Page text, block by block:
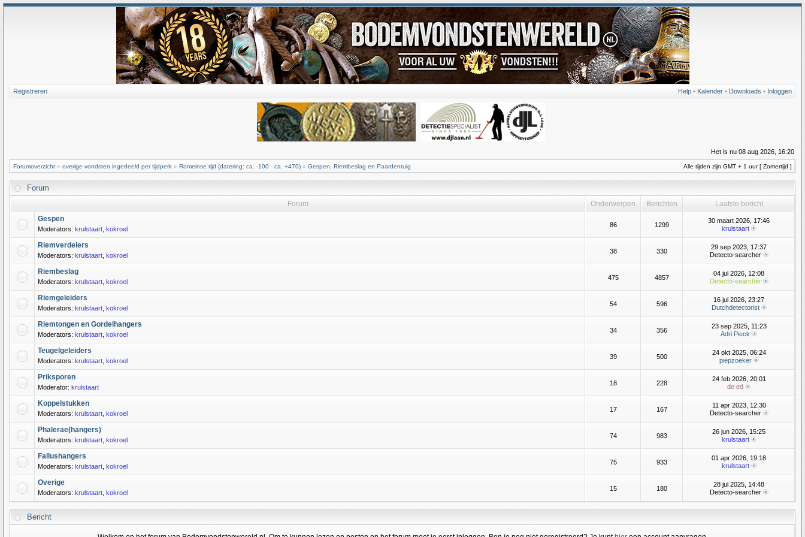
Help • Kalender • Downloads • Inloggen
Registreren
Het is nu 08 aug 2026, 16:20
Forumoverzicht » overige vondsten ingedeeld per tijdperk » Romeinse tijd (datering: ca. -100 - ca. +470) » Gespen, Riembeslag en Paardentuig Alle tijden zijn GMT + 1 uur [ Zomertijd ]
Forum
Forum Onderwerpen Berichten
Laatste bericht
Gespen
Moderators: krulstaart kokroel
86 1299
30 maart 2026, 17:46
krulstaart
Riemverdelers
Moderators: krulstaart kokroel
38 330
29 sep 2023, 17:37
Detecto-searcher
Riembeslag
Moderators: krulstaart kokroel
475 4857
04 jul 2026, 12:08
Detecto-searcher
Riemgeleiders
Moderators: krulstaart kokroel
54 596
16 jul 2026, 23:27
Dutchdetectorist
Riemtongen en Gordelhangers
Moderators: krulstaart kokroel
34 356
23 sep 2025, 11:23
Adri Pieck
Teugelgeleiders
Moderators: krulstaart kokroel
39 500
24 okt 2025, 06:24
piepzoeker
Priksporen
Moderator: krulstaart
18 228
24 feb 2026, 20:01
de ed
Koppelstukken
Moderators: krulstaart kokroel
17 167
11 apr 2023, 12:30
Detecto-searcher
Phalerae(hangers)
Moderators: krulstaart kokroel
74 983
26 jun 2026, 15:25
krulstaart
Fallushangers
Moderators: krulstaart kokroel
75 933
01 apr 2026, 19:18
krulstaart
Overige
Moderators: krulstaart kokroel
15 180
28 jul 2025, 14:48
Detecto-searcher
Bericht